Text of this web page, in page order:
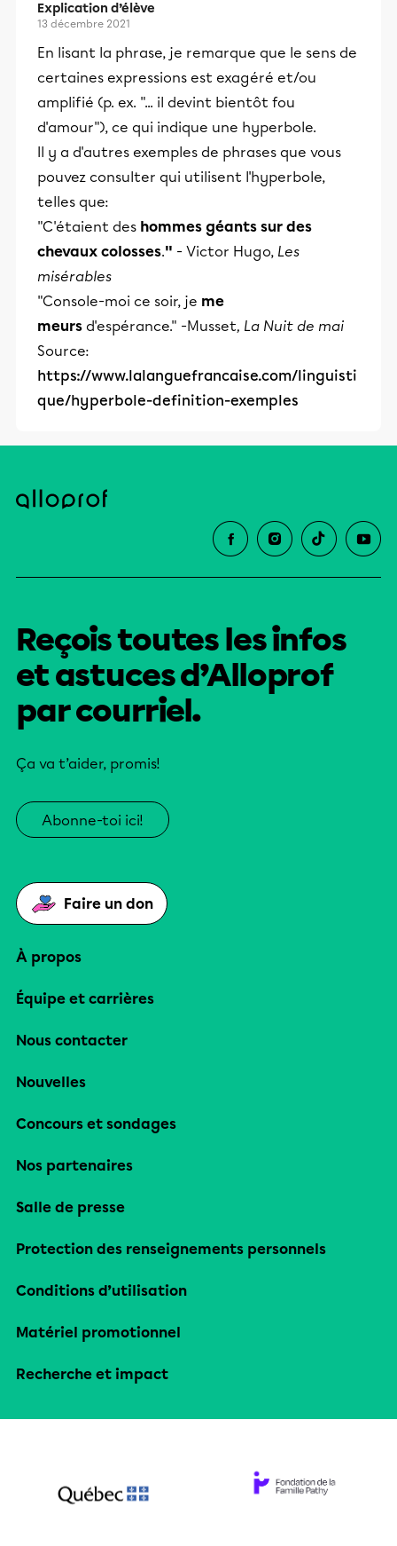
Explication d’élève
13 décembre 2021
En lisant la phrase, je remarque que le sens de
certaines expressions est exagéré et/ou
amplifié (p. ex. "... il devint bientôt fou
d'amour"), ce qui indique une hyperbole.
Il y a d'autres exemples de phrases que vous
pouvez consulter qui utilisent l'hyperbole,
telles que:
"C'étaient des hommes géants sur des
chevaux colosses." - Victor Hugo, Les
misérables
"Console-moi ce soir, je me
meurs d'espérance." -Musset, La Nuit de mai
Source:
https://www.lalanguefrancaise.com/linguisti
que/hyperbole-definition-exemples
Reçois toutes les infos
et astuces d’Alloprof
par courriel.
Ça va t’aider, promis!
Abonne-toi ici!
Faire un don
À propos
Équipe et carrières
Nous contacter
Nouvelles
Concours et sondages
Nos partenaires
Salle de presse
Protection des renseignements personnels
Conditions d’utilisation
Matériel promotionnel
Recherche et impact